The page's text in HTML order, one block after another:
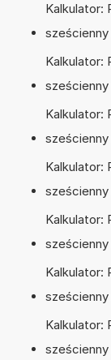
Kalkulator:
Kalkulator:
Kalkulator:
Kalkulator:
Kalkulator:
sześcienny
Kalkulator:
sześcienny
Kalkulator: